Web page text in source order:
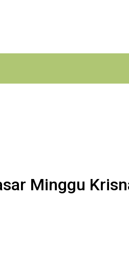
Minggu